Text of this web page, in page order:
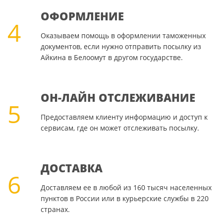
4
ОФОРМЛЕНИЕ
Оказываем помощь в оформлении таможенных
документов, если нужно отправить посылку из
Айкина в Белоомут в другом государстве.
5
ОН-ЛАЙН ОТСЛЕЖИВАНИЕ
Предоставляем клиенту информацию и доступ к
сервисам, где он может отслеживать посылку.
6
ДОСТАВКА
Доставляем ее в любой из 160 тысяч населенных
пунктов в России или в курьерские службы в 220
странах.